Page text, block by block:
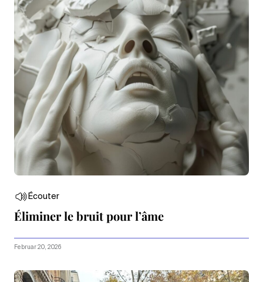
Écouter
Éliminer le bruit pour l’âme
Februar 20, 2026